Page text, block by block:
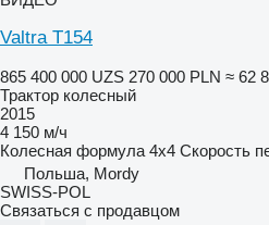
Valtra T154
865 400 000 UZS 270 000 PLN ≈ 62
Трактор колесный
2015
4 150 м/ч
Колесная формула 4x4 Скорость
Польша, Mordy
SWISS-POL
Связаться с продавцом